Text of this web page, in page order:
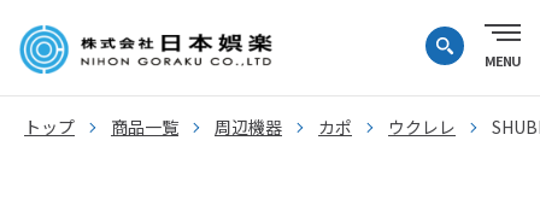
トップ 商品一覧 周辺機器 カポ ウクレレ